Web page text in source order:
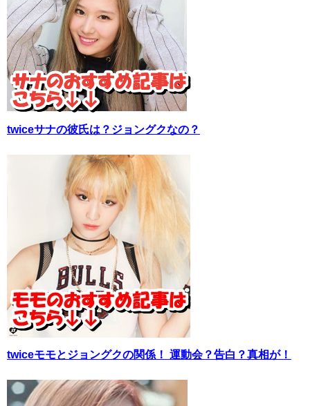
twiceサナの彼氏は？ジョングクなの？
twiceモモとジョングクの関係！ 運動会？告白？真相が！